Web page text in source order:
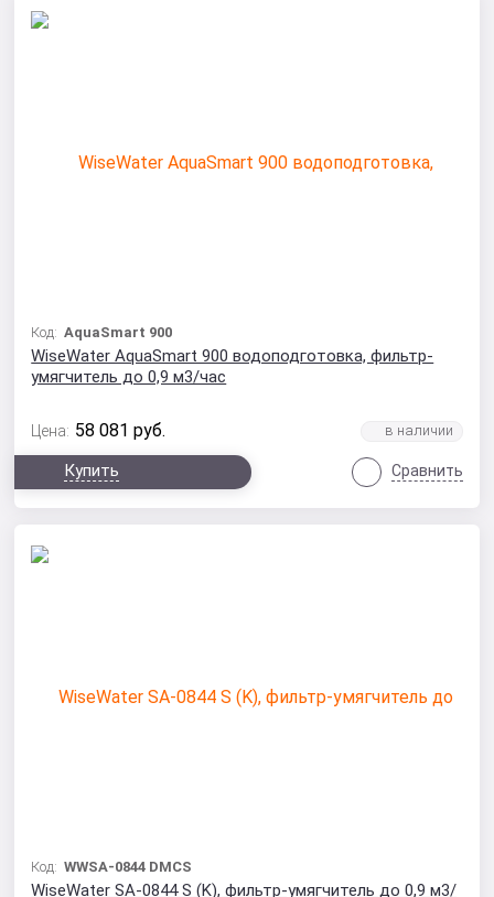
Код:AquaSmart 900
WiseWater AquaSmart 900 водоподготовка, фильтр-
умягчитель до 0,9 м3/час
Цена: 58 081 руб.
Купить Сравнить
Код:WWSA-0844 DMCS
WiseWater SA-0844 S (K), фильтр-умягчитель до 0,9 м3/